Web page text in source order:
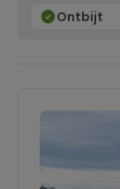
ontspannen
Ontbijt